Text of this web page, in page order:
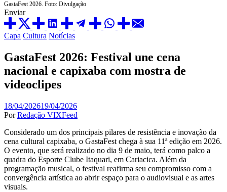
GastaFest 2026. Foto: Divulgação
Enviar
Capa Cultura Notícias
GastaFest 2026: Festival une cena
nacional e capixaba com mostra de
videoclipes
18/04/202619/04/2026
Por Redação VIXFeed
Considerado um dos principais pilares de resistência e inovação da
cena cultural capixaba, o GastaFest chega à sua 11ª edição em 2026.
O evento, que será realizado no dia 9 de maio, terá como palco a
quadra do Esporte Clube Itaquari, em Cariacica. Além da
programação musical, o festival reafirma seu compromisso com a
convergência artística ao abrir espaço para o audiovisual e as artes
visuais.